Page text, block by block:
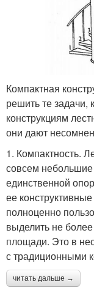
Компактная
решить те задачи,
конструкциям
они дают
1. Компактность.
совсем
единственной
ее
полноценно
выделить не
площади. Это в
с традиционными
читать дальше →